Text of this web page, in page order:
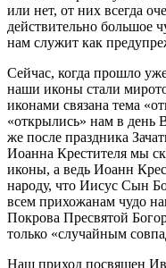
или нет, от них всегда
действительно большое
нам служит как
Сейчас, когда прошло
наши иконы стали
иконами связана тема
«открылись» нам в день
же после праздника
Иоанна Крестителя мы
иконы, а ведь Иоанн
народу, что Иисус Сын
всем прихожанам чудо
Покрова Пресвятой
только «случайным
Наш приход посвящен